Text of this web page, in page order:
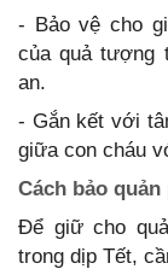
- Bảo vệ cho
của quả tượng
an.
- Gắn kết với
giữa con cháu
Cách bảo
Để giữ cho
trong dịp Tết,